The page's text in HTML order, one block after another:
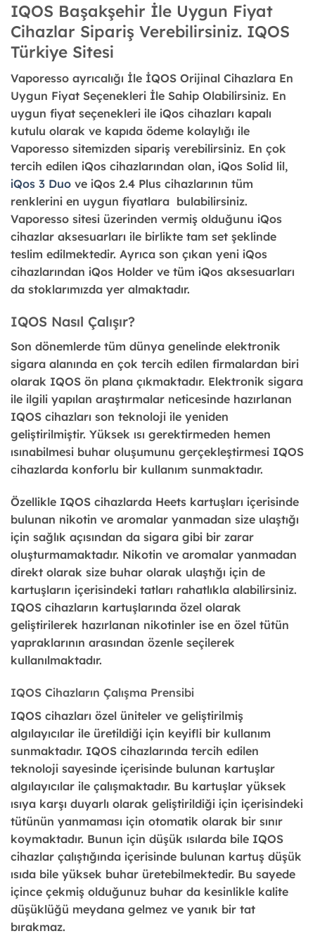
IQOS Başakşehir İle Uygun Fiyat
Cihazlar Sipariş Verebilirsiniz. IQOS
Türkiye Sitesi
Vaporesso ayrıcalığı İle İQOS Orijinal Cihazlara En
Uygun Fiyat Seçenekleri İle Sahip Olabilirsiniz. En
uygun fiyat seçenekleri ile iQos cihazları kapalı
kutulu olarak ve kapıda ödeme kolaylığı ile
Vaporesso sitemizden sipariş verebilirsiniz. En çok
tercih edilen iQos cihazlarından olan, iQos Solid lil,
iQos 3 Duo ve iQos 2.4 Plus cihazlarının tüm
renklerini en uygun fiyatlara bulabilirsiniz.
Vaporesso sitesi üzerinden vermiş olduğunu iQos
cihazlar aksesuarları ile birlikte tam set şeklinde
teslim edilmektedir. Ayrıca son çıkan yeni iQos
cihazlarından iQos Holder ve tüm iQos aksesuarları
da stoklarımızda yer almaktadır.
IQOS Nasıl Çalışır?
Son dönemlerde tüm dünya genelinde elektronik
sigara alanında en çok tercih edilen firmalardan biri
olarak IQOS ön plana çıkmaktadır. Elektronik sigara
ile ilgili yapılan araştırmalar neticesinde hazırlanan
IQOS cihazları son teknoloji ile yeniden
geliştirilmiştir. Yüksek ısı gerektirmeden hemen
ısınabilmesi buhar oluşumunu gerçekleştirmesi IQOS
cihazlarda konforlu bir kullanım sunmaktadır.
Özellikle IQOS cihazlarda Heets kartuşları içerisinde
bulunan nikotin ve aromalar yanmadan size ulaştığı
için sağlık açısından da sigara gibi bir zarar
oluşturmamaktadır. Nikotin ve aromalar yanmadan
direkt olarak size buhar olarak ulaştığı için de
kartuşların içerisindeki tatları rahatlıkla alabilirsiniz.
IQOS cihazların kartuşlarında özel olarak
geliştirilerek hazırlanan nikotinler ise en özel tütün
yapraklarının arasından özenle seçilerek
kullanılmaktadır.
IQOS Cihazların Çalışma Prensibi
IQOS cihazları özel üniteler ve geliştirilmiş
algılayıcılar ile üretildiği için keyifli bir kullanım
sunmaktadır. IQOS cihazlarında tercih edilen
teknoloji sayesinde içerisinde bulunan kartuşlar
algılayıcılar ile çalışmaktadır. Bu kartuşlar yüksek
ısıya karşı duyarlı olarak geliştirildiği için içerisindeki
tütünün yanmaması için otomatik olarak bir sınır
koymaktadır. Bunun için düşük ısılarda bile IQOS
cihazlar çalıştığında içerisinde bulunan kartuş düşük
ısıda bile yüksek buhar üretebilmektedir. Bu sayede
içince çekmiş olduğunuz buhar da kesinlikle kalite
düşüklüğü meydana gelmez ve yanık bir tat
bırakmaz.